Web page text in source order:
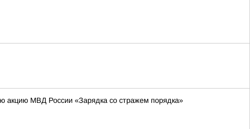
акцию МВД России «Зарядка со стражем порядка»